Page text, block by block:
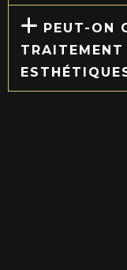
PEUT-ON
TRAITEMENT